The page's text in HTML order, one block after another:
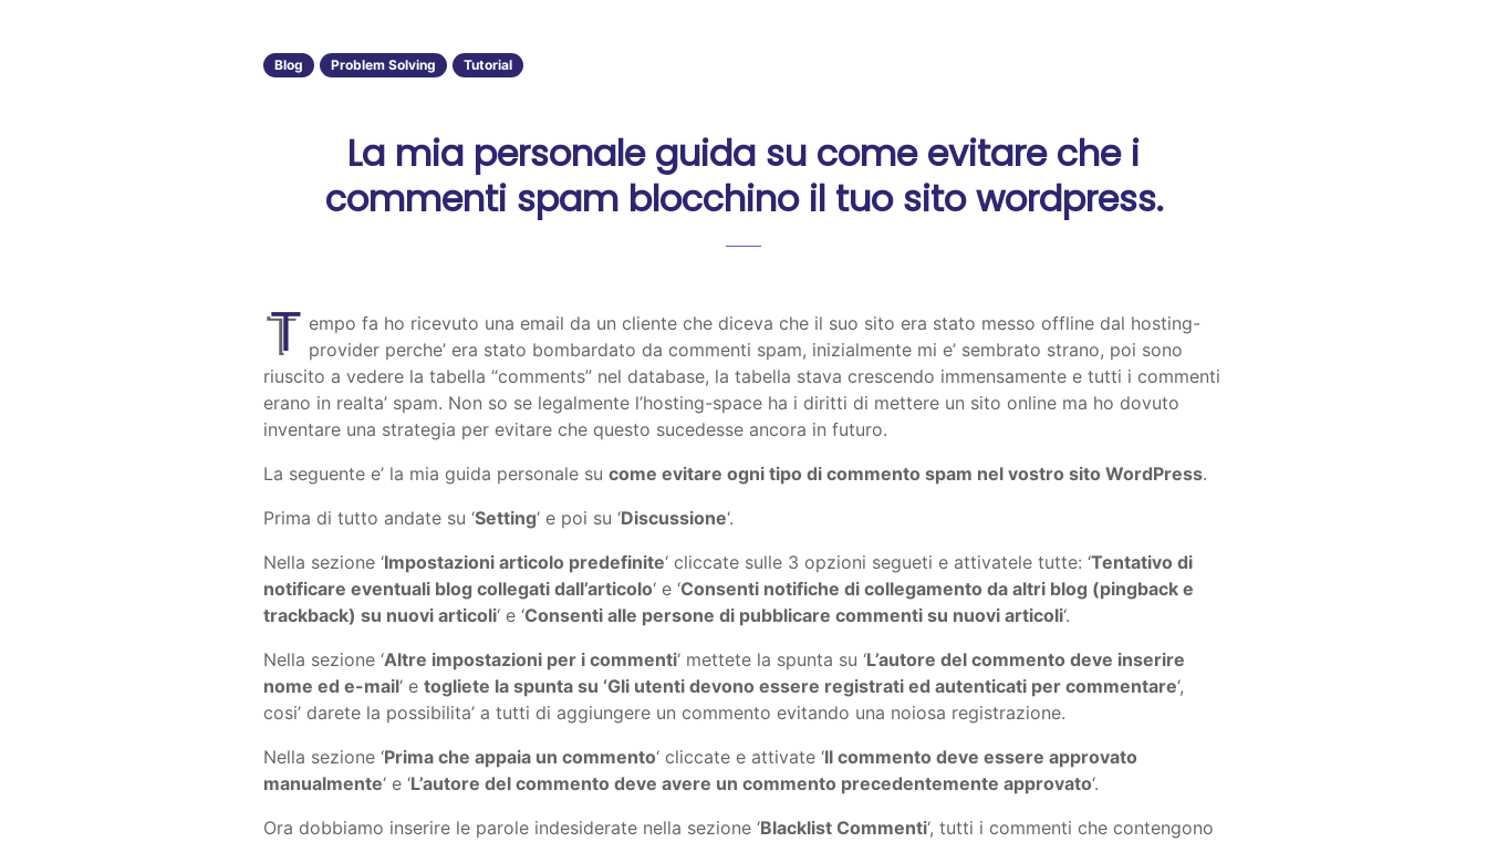
Blog Problem Solving Tutorial
La mia personale guida su come evitare che i
commenti spam blocchino il tuo sito wordpress.
T empo fa ho ricevuto una email da un cliente che diceva che il suo sito era stato messo offline dal hosting-
provider perche’ era stato bombardato da commenti spam, inizialmente mi e’ sembrato strano, poi sono
riuscito a vedere la tabella “comments” nel database, la tabella stava crescendo immensamente e tutti i commenti
erano in realta’ spam. Non so se legalmente l’hosting-space ha i diritti di mettere un sito online ma ho dovuto
inventare una strategia per evitare che questo sucedesse ancora in futuro.
La seguente e’ la mia guida personale su come evitare ogni tipo di commento spam nel vostro sito WordPress.
Prima di tutto andate su ‘Setting‘ e poi su ‘Discussione‘.
Nella sezione ‘Impostazioni articolo predefinite‘ cliccate sulle 3 opzioni segueti e attivatele tutte: ‘Tentativo di
notificare eventuali blog collegati dall’articolo‘ e ‘Consenti notifiche di collegamento da altri blog (pingback e
trackback) su nuovi articoli‘ e ‘Consenti alle persone di pubblicare commenti su nuovi articoli‘.
Nella sezione ‘Altre impostazioni per i commenti‘ mettete la spunta su ‘L’autore del commento deve inserire
nome ed e-mail‘ e togliete la spunta su ‘Gli utenti devono essere registrati ed autenticati per commentare‘,
cosi’ darete la possibilita’ a tutti di aggiungere un commento evitando una noiosa registrazione.
Nella sezione ‘Prima che appaia un commento‘ cliccate e attivate ‘Il commento deve essere approvato
manualmente‘ e ‘L’autore del commento deve avere un commento precedentemente approvato‘.
Ora dobbiamo inserire le parole indesiderate nella sezione ‘Blacklist Commenti‘, tutti i commenti che contengono